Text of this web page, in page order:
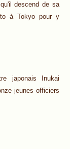
descend de sa
à Tokyo pour y
japonais Inukai
jeunes officiers